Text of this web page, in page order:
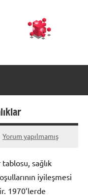
Yorum yapılmamış
sağlık
iyileşmesi
1970’lerde